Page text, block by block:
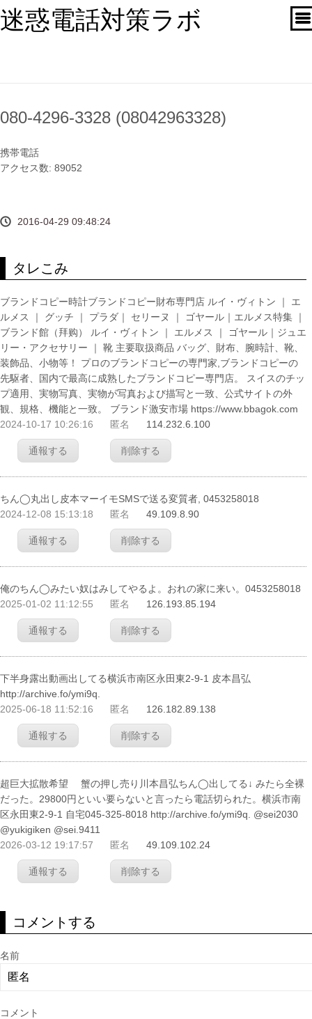
迷惑電話対策ラボ
080-4296-3328 (08042963328)
携帯電話
アクセス数: 89052
2016-04-29 09:48:24
タレこみ
ブランドコピー時計ブランドコピー財布専門店 ルイ・ヴィトン ｜ エ
ルメス ｜ グッチ ｜ プラダ｜ セリーヌ ｜ ゴヤール｜エルメス特集 ｜
ブランド館（拜购） ルイ・ヴィトン ｜ エルメス ｜ ゴヤール｜ジュエ
リー・アクセサリー ｜ 靴 主要取扱商品 バッグ、財布、腕時計、靴、
装飾品、小物等！ プロのブランドコピーの専門家,ブランドコピーの
先駆者、国内で最高に成熟したブランドコピー専門店。 スイスのチッ
プ適用、実物写真、実物が写真および描写と一致、公式サイトの外
観、規格、機能と一致。 ブランド激安市場 https://www.bbagok.com
2024-10-17 10:26:16
匿名 114.232.6.100
通報する 削除する
ちん◯丸出し皮本マーイモSMSで送る変質者, 0453258018
2024-12-08 15:13:18
匿名 49.109.8.90
通報する 削除する
俺のちん◯みたい奴はみしてやるよ。おれの家に来い。0453258018
2025-01-02 11:12:55
匿名 126.193.85.194
通報する 削除する
下半身露出動画出してる横浜市南区永田東2-9-1 皮本昌弘
http://archive.fo/ymi9q.
2025-06-18 11:52:16
匿名 126.182.89.138
通報する 削除する
超巨大拡散希望 蟹の押し売り川本昌弘ちん◯出してる↓ みたら全裸
だった。29800円といい要らないと言ったら電話切られた。横浜市南
区永田東2-9-1 自宅045-325-8018 http://archive.fo/ymi9q. @sei2030
@yukigiken @sei.9411
2026-03-12 19:17:57
匿名 49.109.102.24
通報する 削除する
コメントする
名前
コメント